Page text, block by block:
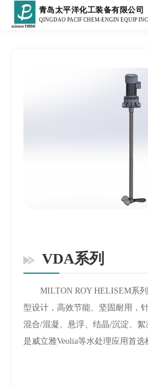
青岛太平洋化工装备有限公司
QINGDAO PACIF CHEM-ENGIN EQUIP
VDA系列
MILTON ROY HELISEM系
型设计，高效节能、坚固耐用，
混合/混凝、悬浮、结晶/沉淀、絮
是威立雅Veolia等水处理应用首选